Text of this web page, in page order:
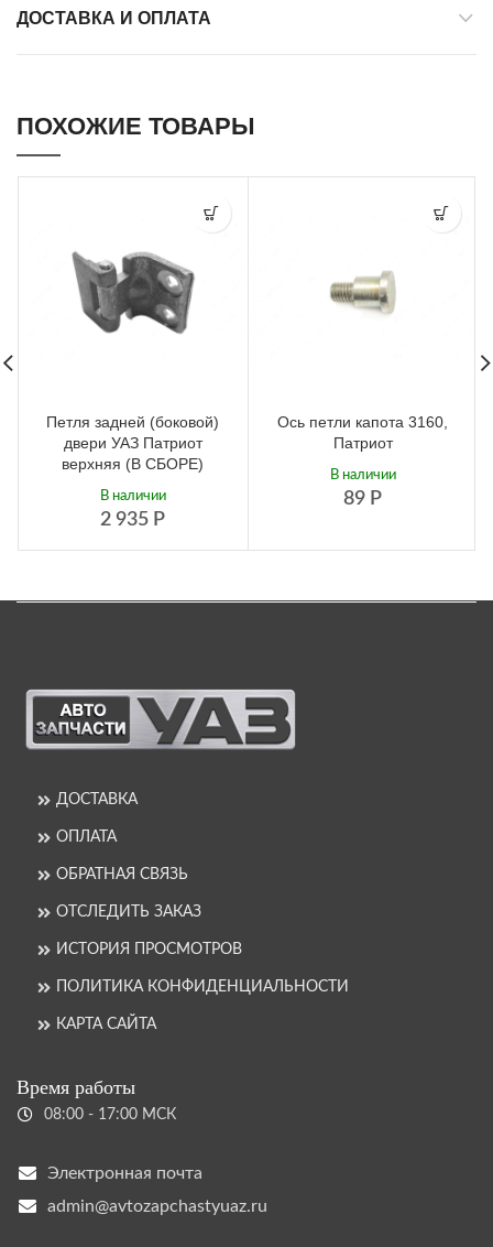
ДОСТАВКА И ОПЛАТА
ПОХОЖИЕ ТОВАРЫ
Петля задней (боковой)
двери УАЗ Патриот
верхняя (В СБОРЕ)
2 935 Р
В наличии
Ось петли капота 3160,
Патриот
89 Р
В наличии
ДОСТАВКА
ОПЛАТА
ОБРАТНАЯ СВЯЗЬ
ОТСЛЕДИТЬ ЗАКАЗ
ИСТОРИЯ ПРОСМОТРОВ
ПОЛИТИКА КОНФИДЕНЦИАЛЬНОСТИ
КАРТА САЙТА
Время работы
08:00 - 17:00 МСК
Электронная почта
admin@avtozapchastyuaz.ru